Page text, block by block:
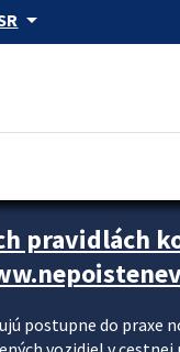
arrow_drop_down
pravidlách
postupne do